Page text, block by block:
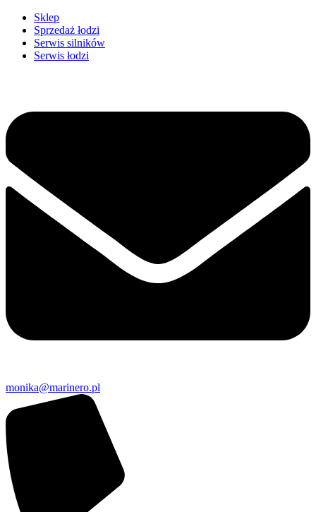
Przejdź
treści
Sklep
Sprzedaż łodzi
Serwis silników
Serwis łodzi
monika@marinero.pl